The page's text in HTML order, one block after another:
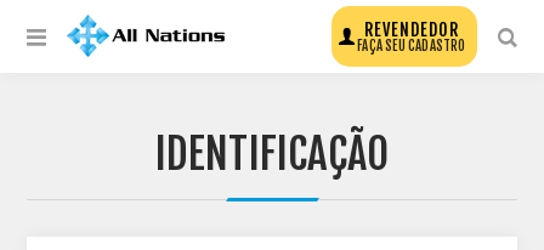
REVENDEDOR
FAÇA SEU CADASTRO
IDENTIFICAÇÃO